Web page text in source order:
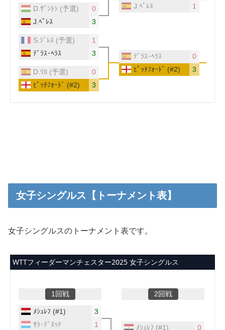
女子シングルス【トーナメント表】
女子シングルスのトーナメント表です。